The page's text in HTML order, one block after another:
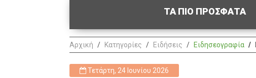
ΤΑ ΠΙΟ ΠΡΟΣΦΑΤΑ
Αρχική Κατηγορίες Ειδήσεις Ειδησεογραφία
Τετάρτη, 24 Ιουνίου 2026